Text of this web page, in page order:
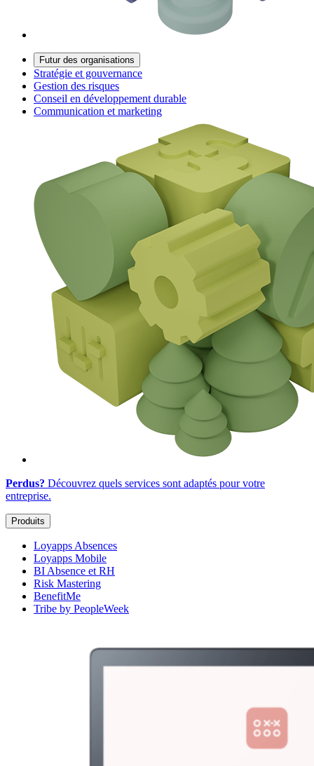
Futur des organisations
Stratégie et gouvernance
Gestion des risques
Conseil en développement durable
Communication et marketing
Perdus? Découvrez quels services sont adaptés pour votre
entreprise.
Produits
Loyapps Absences
Loyapps Mobile
BI Absence et RH
Risk Mastering
BenefitMe
Tribe by PeopleWeek